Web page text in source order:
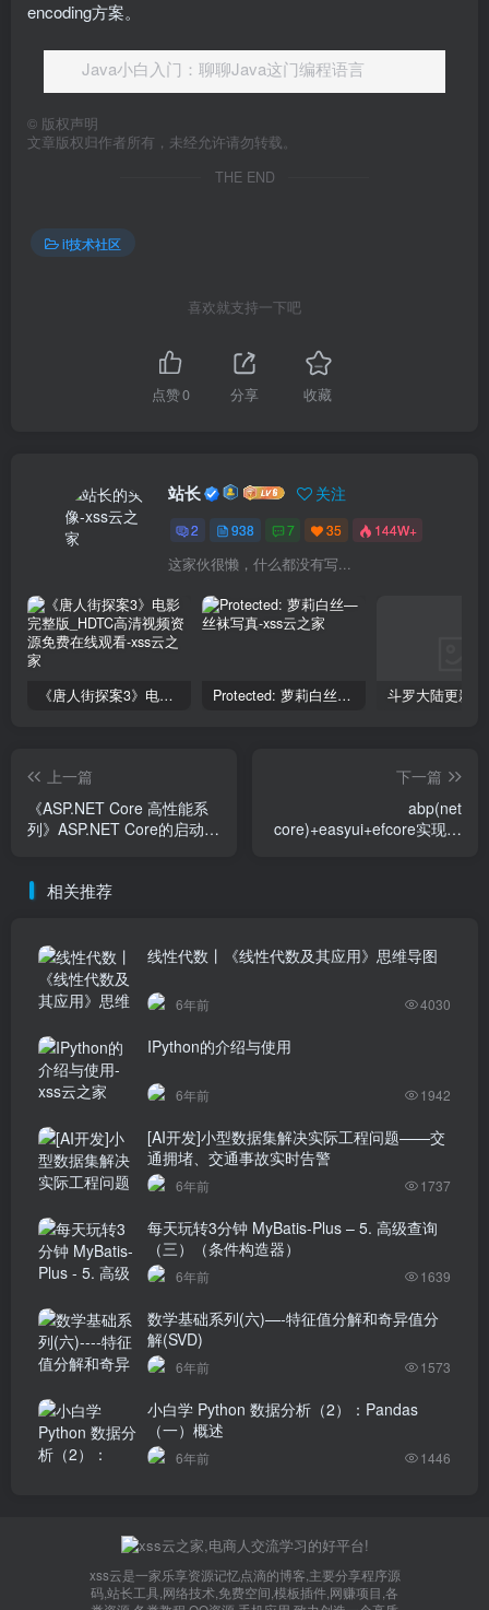
encoding方案。
Java小白入门：聊聊Java这门编程语言
© 版权声明
文章版权归作者所有，未经允许请勿转载。
THE END
it技术社区
喜欢就支持一下吧
点赞0 分享 收藏
站长 关注
2 938 7 35 144W+
这家伙很懒，什么都没有写...
《唐人街探案3》电影完整版_HDTC高清视频资源免费在线观看 Protected: 萝莉白丝—丝袜写真
上一篇
《ASP.NET Core 高性能系
列》ASP.NET Core的启动过
下一篇
abp(net
core)+easyui+efcore实现仓
WebAPI与EasyUI结合增删
相关推荐
线性代数丨《线性代数及其应用》思维导图
6年前 4030
IPython的介绍与使用
6年前 1942
[AI开发]小型数据集解决实际工程问题——交
通拥堵、交通事故实时告警
6年前 1737
每天玩转3分钟 MyBatis-Plus – 5. 高级查询
（三）（条件构造器）
6年前 1639
数学基础系列(六)—-特征值分解和奇异值分
解(SVD)
6年前 1573
小白学 Python 数据分析（2）：Pandas
（一）概述
6年前 1446
xss云是一家乐享资源记忆点滴的博客,主要分享程序源
码,站长工具,网络技术,免费空间,模板插件,网赚项目,各